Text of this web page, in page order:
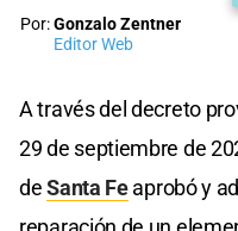
Por:Gonzalo Zentner
Editor Web
A través del decreto
29 de septiembre de
deSanta Feaprobó y